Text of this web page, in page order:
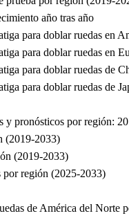
año tras año
para doblar ruedas en
para doblar ruedas en
para doblar ruedas de
para doblar ruedas de
y pronósticos por región:
(2019-2033)
(2019-2033)
por región (2025-2033)
de América del